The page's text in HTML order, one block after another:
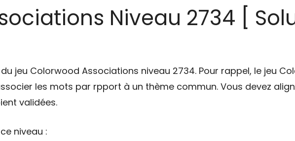
Niveau 2734 [
jeu Colorwood Associations niveau 2734. Pour rappel, le jeu
les mots par rpport à un thème commun. Vous devez
validées.
niveau :